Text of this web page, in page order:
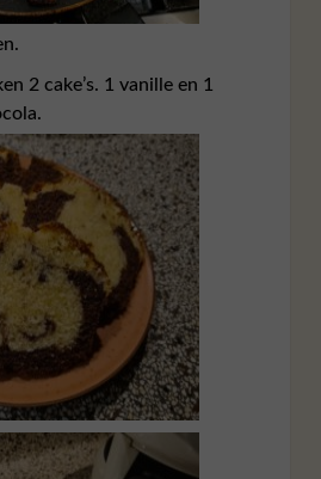
2 cake’s. 1 vanille en 1